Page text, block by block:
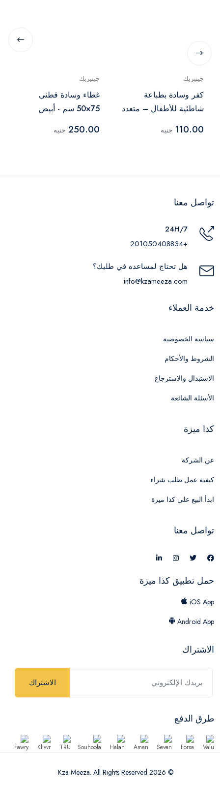
جينيريك
كفر وسادة بطباعة
شاطئية للأطفال – متعدد
110.00 جنيه
جينيريك
غطاء وسادة قطني
75×50 سم - أبيض
250.00 جنيه
تواصل معنا
24H/7
+201050408834
هل تحتاج لمساعده في طلبك؟
info@kzameeza.com
خدمة العملاء
سياسة الخصوصية
الشروط والأحكام
الاستبدال والاسترجاع
الأسئلة الشائعة
كذا ميزة
عن الشركة
كيفية عمل طلب شراء
ابدأ البيع علي كذا ميزة
تواصل معنا
حمل تطبيق كذا ميزة
iOS App
Android App
الاشتراك
الاشتراك
طرق الدفع
© 2026 Kza Meeza. All Rights Reserved